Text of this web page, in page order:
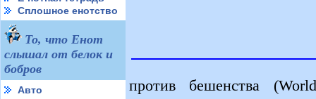
Сплошное енотство
То, что Енот
слышал от белок и
бобров
Авто
против бешенства